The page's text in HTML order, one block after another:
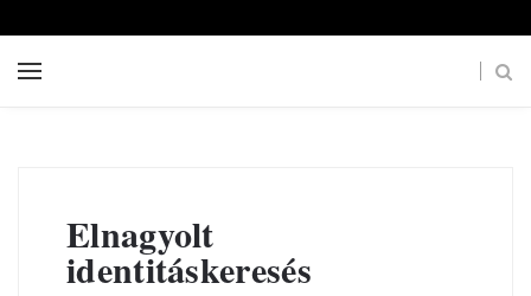
Elnagyolt
identitáskeresés